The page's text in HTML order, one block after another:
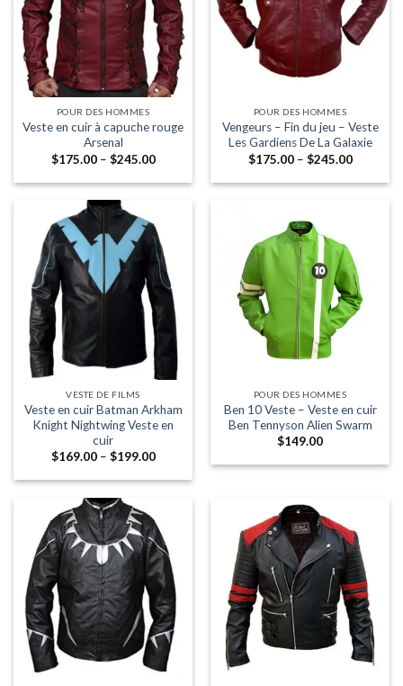
POUR DES HOMMES
Veste en cuir à capuche rouge
Arsenal
$175.00 – $245.00Fourchette:
à
$245.00
POUR DES HOMMES
Vengeurs – Fin du jeu – Veste
Les Gardiens De La Galaxie
$175.00 – $245.00
à
$245.00
VESTE DE FILMS
Veste en cuir Batman Arkham
Knight Nightwing Veste en
cuir
$169.00 – $199.00Fourchette:
à
$199.00
POUR DES HOMMES
Ben 10 Veste – Veste en cuir
Ben Tennyson Alien Swarm
$149.00